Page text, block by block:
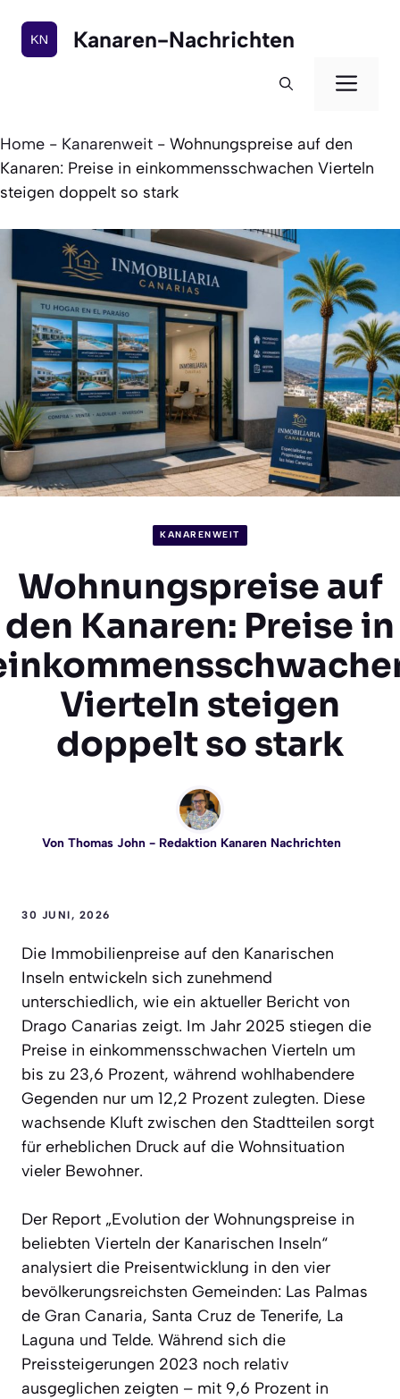
Inhalt
springen
Kanaren-Nachrichten
Home - Kanarenweit - Wohnungspreise auf den
Kanaren: Preise in einkommensschwachen Vierteln
steigen doppelt so stark
KANARENWEIT
Wohnungspreise auf
den Kanaren: Preise in
Vierteln steigen
doppelt so stark
Von Thomas John- Redaktion Kanaren Nachrichten
30 JUNI, 2026
Die Immobilienpreise auf den Kanarischen
Inseln entwickeln sich zunehmend
unterschiedlich, wie ein aktueller Bericht von
Drago Canarias zeigt. Im Jahr 2025 stiegen die
Preise in einkommensschwachen Vierteln um
bis zu 23,6 Prozent, während wohlhabendere
Gegenden nur um 12,2 Prozent zulegten. Diese
wachsende Kluft zwischen den Stadtteilen sorgt
für erheblichen Druck auf die Wohnsituation
vieler Bewohner.
Der Report „Evolution der Wohnungspreise in
beliebten Vierteln der Kanarischen Inseln“
analysiert die Preisentwicklung in den vier
bevölkerungsreichsten Gemeinden: Las Palmas
de Gran Canaria, Santa Cruz de Tenerife, La
Laguna und Telde. Während sich die
Preissteigerungen 2023 noch relativ
ausgeglichen zeigten – mit 9,6 Prozent in